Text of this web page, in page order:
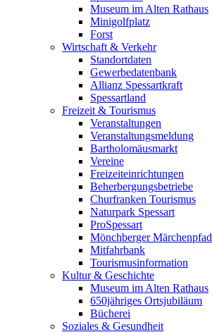
Museum im Alten Rathaus
Minigolfplatz
Forst
Wirtschaft & Verkehr
Standortdaten
Gewerbedatenbank
Allianz Spessartkraft
Spessartland
Freizeit & Tourismus
Veranstaltungen
Veranstaltungsmeldung
Bartholomäusmarkt
Vereine
Freizeiteinrichtungen
Beherbergungsbetriebe
Churfranken Tourismus
Naturpark Spessart
ProSpessart
Mönchberger Märchenpfad
Mitfahrbank
Tourismusinformation
Kultur & Geschichte
Museum im Alten Rathaus
650jähriges Ortsjubiläum
Bücherei
Soziales & Gesundheit